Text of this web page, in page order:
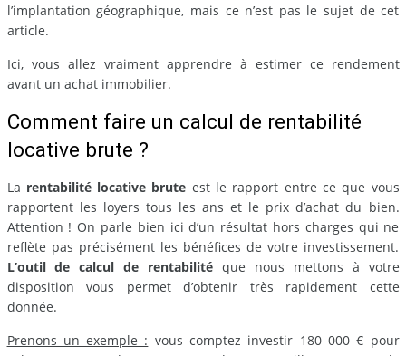
l’implantation géographique, mais ce n’est pas le sujet de cet
article.
Ici, vous allez vraiment apprendre à estimer ce rendement
avant un achat immobilier.
Comment faire un calcul de rentabilité
locative brute ?
La rentabilité locative brute est le rapport entre ce que vous
rapportent les loyers tous les ans et le prix d’achat du bien.
Attention ! On parle bien ici d’un résultat hors charges qui ne
reflète pas précisément les bénéfices de votre investissement.
L’outil de calcul de rentabilité que nous mettons à votre
disposition vous permet d’obtenir très rapidement cette
donnée.
Prenons un exemple : vous comptez investir 180 000 € pour